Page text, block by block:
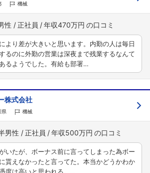
機械
性 正社員 年収470万円
より差が大きいと思います。内勤の人は毎日
るのに外勤の営業は深夜まで残業するなんて
るようでした。有給も部署…
株式会社
県 機械
男性 正社員 年収500万円
いたが、ボーナス前に言ってしまった為ボー
貰えなかったと言ってた。本当かどうかわか